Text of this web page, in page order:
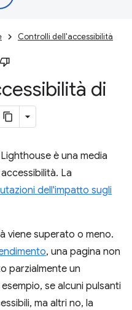
Controlli dell'accessibilità
di
è una media
La
dell'impatto sugli
viene superato o meno.
, una pagina non
parzialmente un
se alcuni pulsanti
ma altri no, la